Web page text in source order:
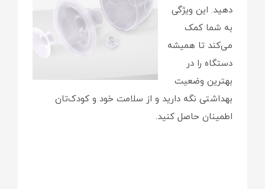
دهید. این ویژگی
به شما کمک
می‌کند تا همیشه
دستگاه را در
بهترین وضعیت
بهداشتی نگه دارید و از سلامت خود و کودک‌تان
اطمینان حاصل کنید.